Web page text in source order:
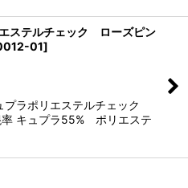
ステルチェック ローズピン
01]
プラポリエステルチェック
率 キュプラ55% ポリエステ